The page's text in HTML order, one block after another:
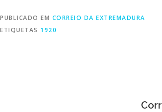
PUBLICADO EM CORREIO DA EXTREMADURA
ETIQUETAS 1920